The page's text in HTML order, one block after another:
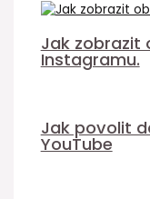
Jak zobrazit
Instagramu.
Jak povolit
YouTube